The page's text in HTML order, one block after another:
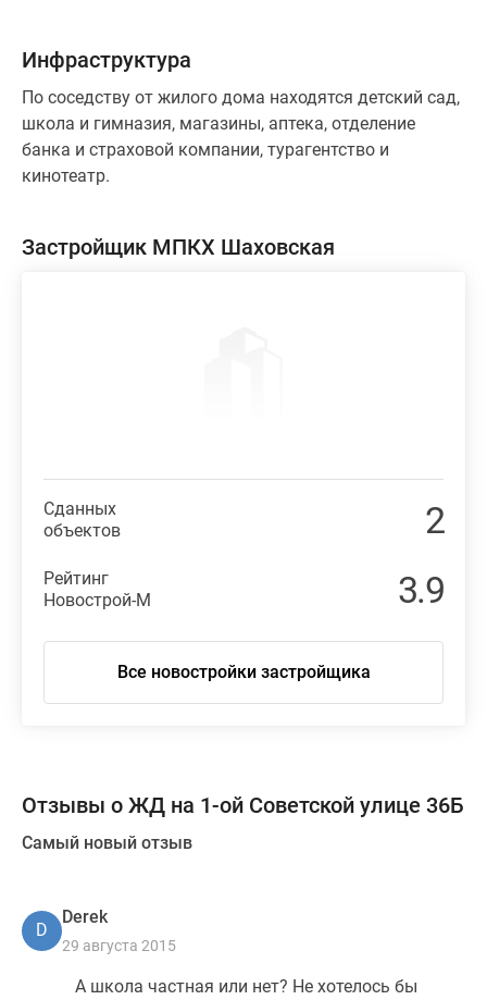
Инфраструктура
По соседству от жилого дома находятся детский сад,
школа и гимназия, магазины, аптека, отделение
банка и страховой компании, турагентство и
кинотеатр.
Застройщик МПКХ Шаховская
Сданных
объектов
2
Рейтинг
Новострой-М
3.9
Все новостройки застройщика
Отзывы о ЖД на 1-ой Советской улице 36Б
Самый новый отзыв
D
Derek
29 августа 2015
А школа частная или нет? Не хотелось бы